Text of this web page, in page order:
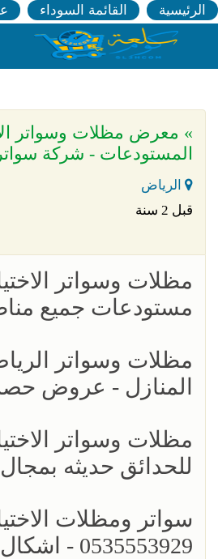
الرئيسية القائمة السوداء
المستودعات - شركة
الرياض
قبل 2 سنة
مظلات وسواتر
مستودعات جميع
مظلات وسواتر
المنازل - عروض
مظلات وسواتر
للحدائق حديثه
سواتر ومظلات